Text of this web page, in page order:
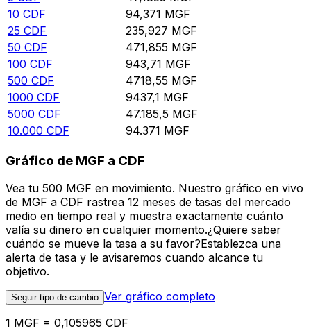
10 CDF 94,371 MGF
25 CDF 235,927 MGF
50 CDF 471,855 MGF
100 CDF 943,71 MGF
500 CDF 4718,55 MGF
1000 CDF 9437,1 MGF
5000 CDF 47.185,5 MGF
10.000 CDF 94.371 MGF
Gráfico de MGF a CDF
Vea tu 500 MGF en movimiento. Nuestro gráfico en vivo
de MGF a CDF rastrea 12 meses de tasas del mercado
medio en tiempo real y muestra exactamente cuánto
valía su dinero en cualquier momento.¿Quiere saber
cuándo se mueve la tasa a su favor?Establezca una
alerta de tasa y le avisaremos cuando alcance tu
objetivo.
Seguir tipo de cambio Ver gráfico completo
1 MGF = 0,105965 CDF